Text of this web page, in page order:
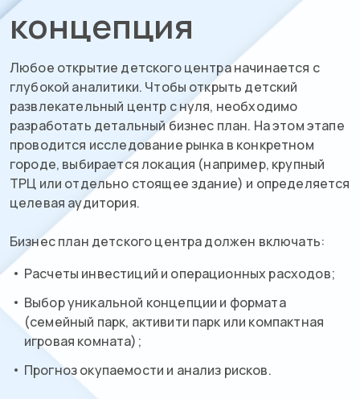
концепция
Любое открытие детского центра начинается с
глубокой аналитики. Чтобы открыть детский
развлекательный центр с нуля, необходимо
разработать детальный бизнес план. На этом этапе
проводится исследование рынка в конкретном
городе, выбирается локация (например, крупный
ТРЦ или отдельно стоящее здание) и определяется
целевая аудитория.
Бизнес план детского центра должен включать:
Расчеты инвестиций и операционных расходов;
Выбор уникальной концепции и формата
(семейный парк, активити парк или компактная
игровая комната);
Прогноз окупаемости и анализ рисков.